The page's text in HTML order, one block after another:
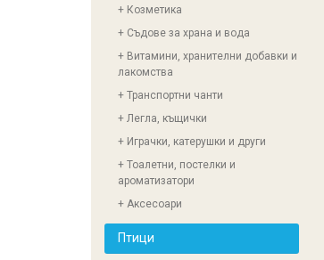
+ Козметика
+ Съдове за храна и вода
+ Витамини, хранителни добавки и
лакомства
+ Транспортни чанти
+ Легла, къщички
+ Играчки, катерушки и други
+ Тоалетни, постелки и
ароматизатори
+ Аксесоари
Птици